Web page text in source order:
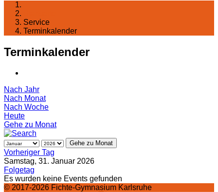
Service
Terminkalender
Terminkalender
Nach Jahr
Nach Monat
Nach Woche
Heute
Gehe zu Monat
Gehe zu Monat
Vorheriger Tag
Samstag, 31. Januar 2026
Folgetag
Es wurden keine Events gefunden
© 2017-2026 Fichte-Gymnasium Karlsruhe